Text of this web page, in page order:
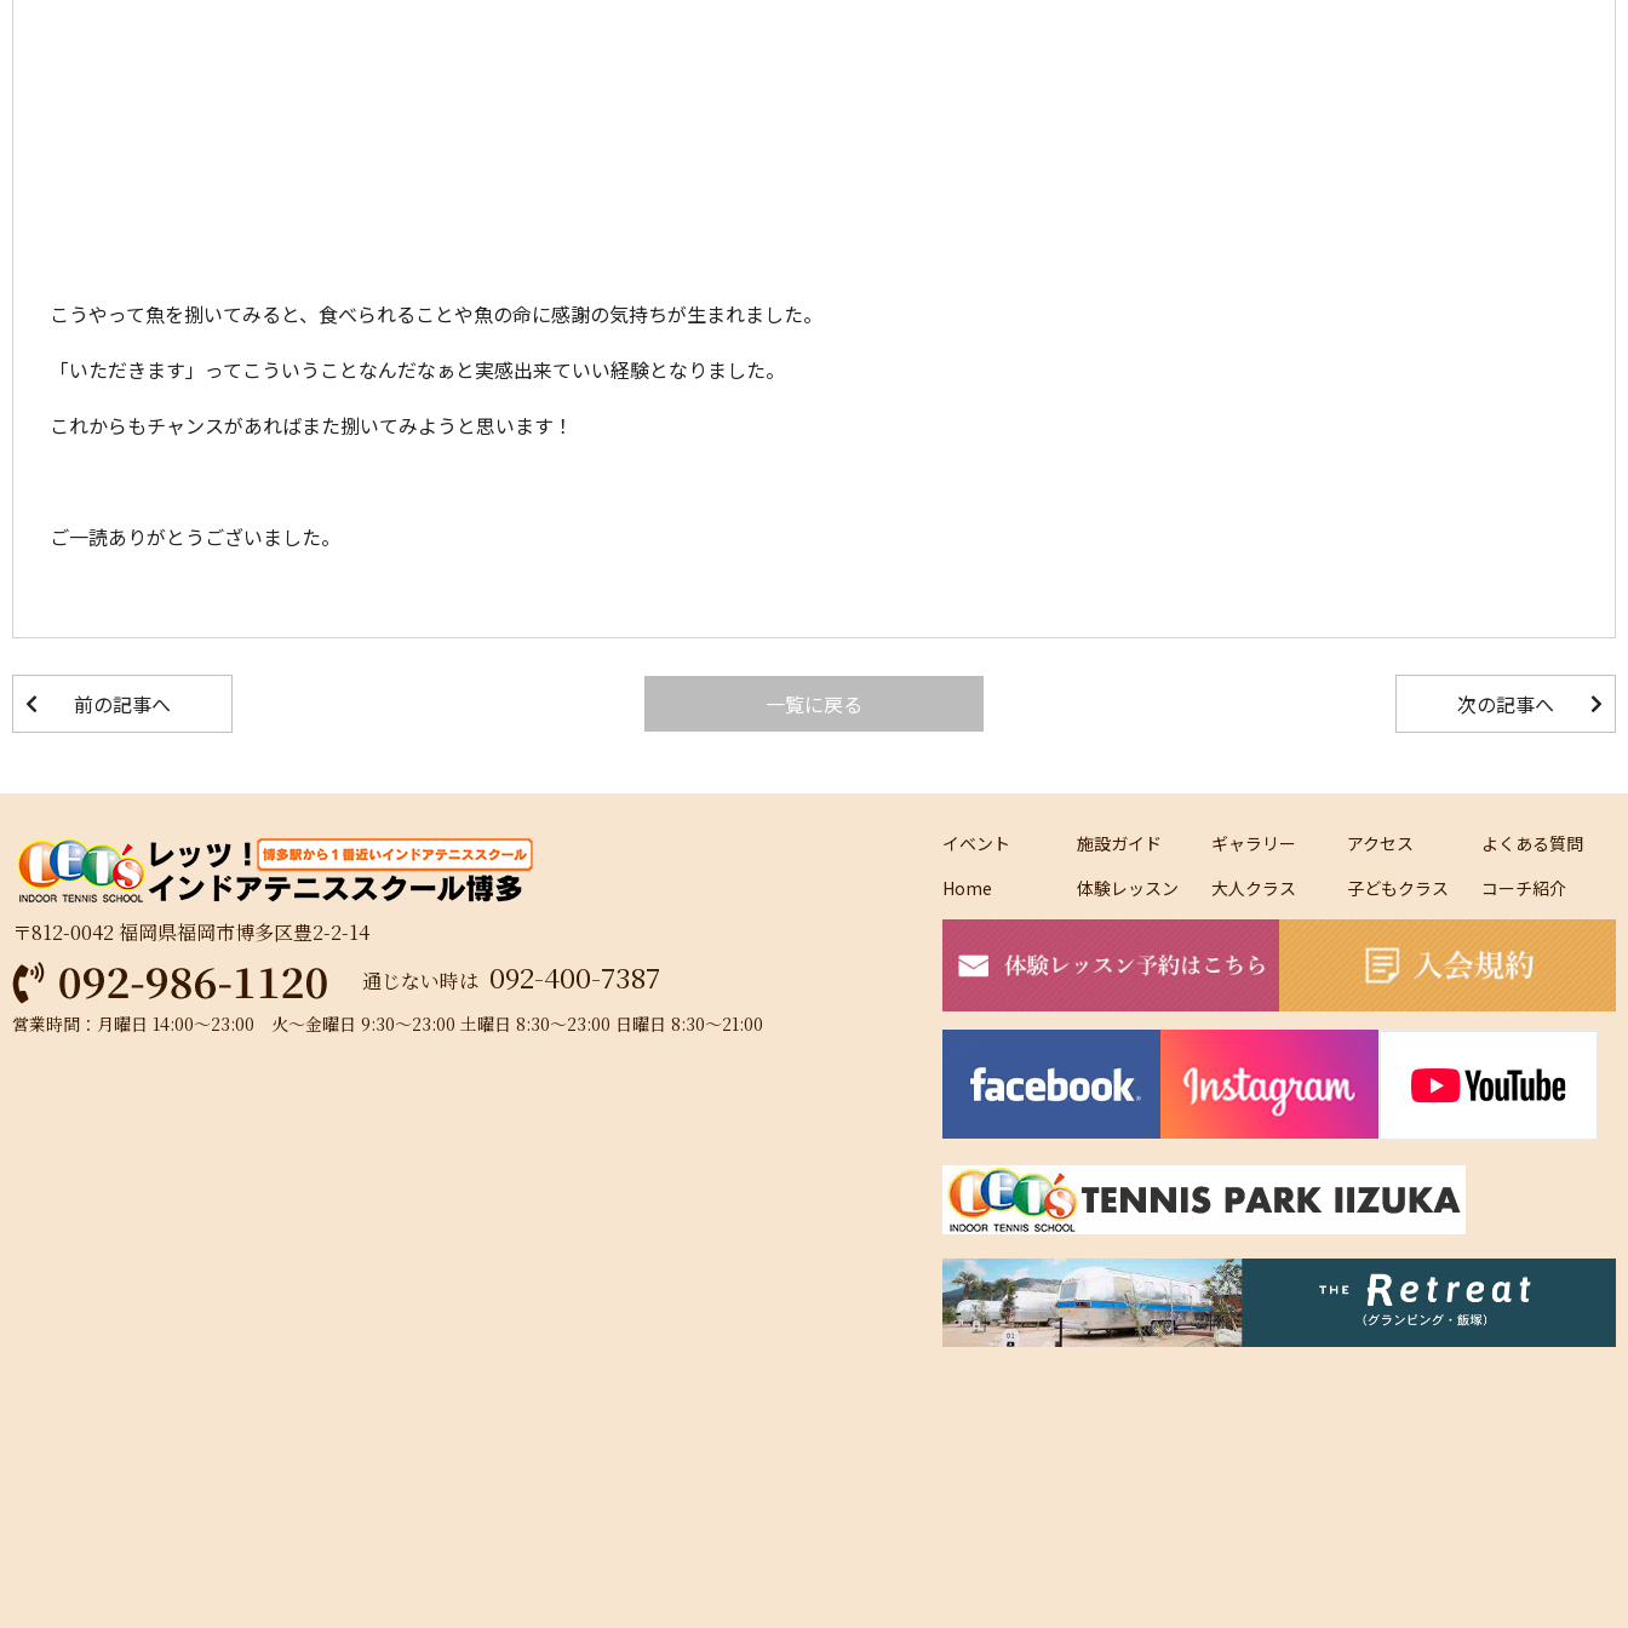
こうやって魚を捌いてみると、食べられることや魚の命に感謝の気持ちが生まれました。
「いただきます」ってこういうことなんだなぁと実感出来ていい経験となりました。
これからもチャンスがあればまた捌いてみようと思います！
ご一読ありがとうございました。
前の記事へ 一覧に戻る 次の記事へ
〒812-0042 福岡県福岡市博多区豊2-2-14
通じない時は 092-400-7387
営業時間：月曜日 14:00～23:00 火～金曜日 9:30～23:00 土曜日 8:30～23:00 日曜日 8:30～21:00
イベント 施設ガイド ギャラリー アクセス
よくある質問
Home
体験レッスン 大人クラス 子どもクラス コーチ紹介